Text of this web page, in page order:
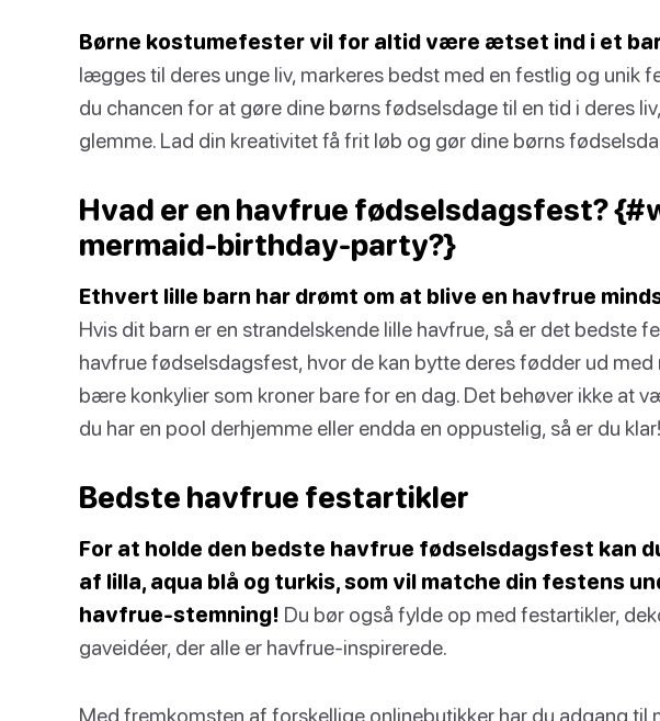
Børne kostumefester vil for altid være ætset ind i et
lægges til deres unge liv, markeres bedst med en festlig og unik
du chancen for at gøre dine børns fødselsdage til en tid i deres
glemme. Lad din kreativitet få frit løb og gør dine børns
Hvad er en havfrue fødselsdagsfest?
mermaid-birthday-party?}
Ethvert lille barn har drømt om at blive en havfrue
Hvis dit barn er en strandelskende lille havfrue, så er det bedste
havfrue fødselsdagsfest, hvor de kan bytte deres fødder ud
bære konkylier som kroner bare for en dag. Det behøver ikke at
du har en pool derhjemme eller endda en oppustelig, så er du klar!
Bedste havfrue festartikler
For at holde den bedste havfrue fødselsdagsfest kan
af lilla, aqua blå og turkis, som vil matche din festens
havfrue-stemning! Du bør også fylde op med festartikler,
gaveidéer, der alle er havfrue-inspirerede.
Med fremkomsten af forskellige onlinebutikker har du adgang til